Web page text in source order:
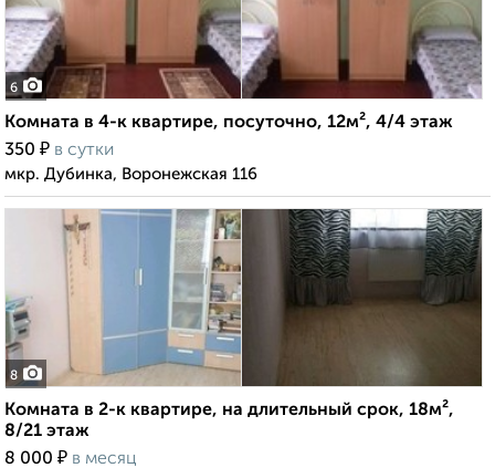
6
Комната в 4-к квартире, посуточно, 12м², 4/4 этаж
350 ₽ в сутки
мкр. Дубинка, Воронежская 116
8
Комната в 2-к квартире, на длительный срок, 18м²,
8/21 этаж
8 000 ₽ в месяц